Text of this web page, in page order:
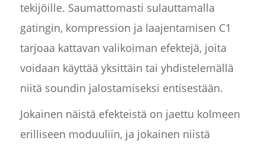
tekijöille. Saumattomasti sulauttamalla
gatingin, kompression ja laajentamisen C1
tarjoaa kattavan valikoiman efektejä, joita
voidaan käyttää yksittäin tai yhdistelemällä
niitä soundin jalostamiseksi entisestään.
Jokainen näistä efekteistä on jaettu kolmeen
erilliseen moduuliin, ja jokainen niistä